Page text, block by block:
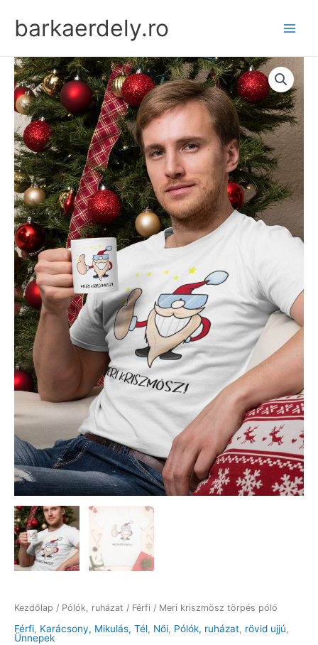
contentbarkaerdely.ro
Kezdőlap / Pólók, ruházat / Férfi / Meri kriszmösz törpés póló
Férfi, Karácsony, Mikulás, Tél, Női, Pólók, ruházat, rövid ujjú,
Ünnepek